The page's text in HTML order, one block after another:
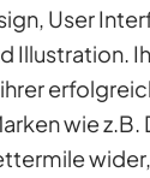
User
Illustration.
wie z.B.